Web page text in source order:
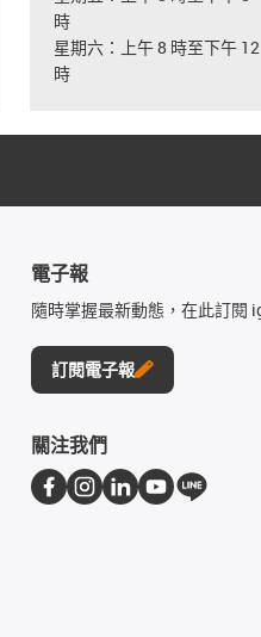
時
星期六：上午 8 時至下午 12
時
電子報
隨時掌握最新動態，在此訂閱
訂閱電子報
關注我們